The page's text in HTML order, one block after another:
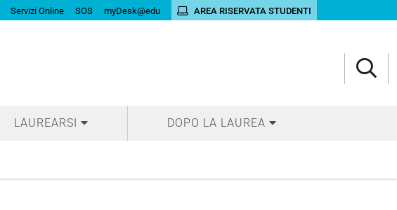
Servizi Online SOS myDesk@edu AREA RISERVATA STUDENTI
LAUREARSI DOPO LA LAUREA